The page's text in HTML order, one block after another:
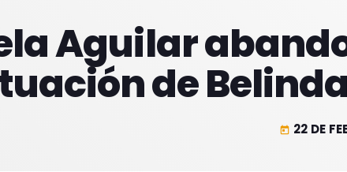
Aguilar
de
today 22 DE